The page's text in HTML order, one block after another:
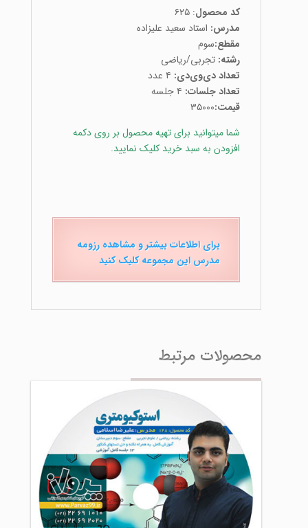
کد محصول: ۶۲۵
مدرس: استاد سعید علیزاده
مقطع:سوم
رشته: تجربی/ریاضی
تعداد دی‌وی‌دی:
تعداد جلسات:
قیمت:۳۵۰۰۰
شما میتوانید برای تهیه محصول بر روی دکمه
افزودن به سبد خرید کلیک نمایید.
برای اطلاعات بیشتر و مشاهده رزومه
مدرس این مجموعه کلیک کنید
محصولات مرتبط